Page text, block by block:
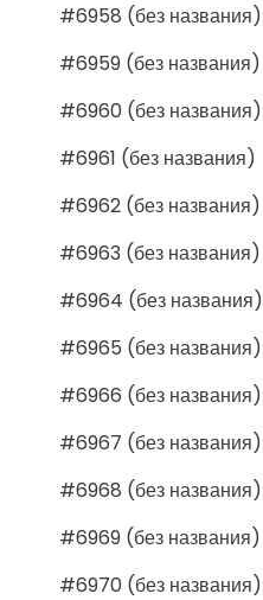
#6958 (без названия)
#6959 (без названия)
#6960 (без названия)
#6961 (без названия)
#6962 (без названия)
#6963 (без названия)
#6964 (без названия)
#6965 (без названия)
#6966 (без названия)
#6967 (без названия)
#6968 (без названия)
#6969 (без названия)
#6970 (без названия)